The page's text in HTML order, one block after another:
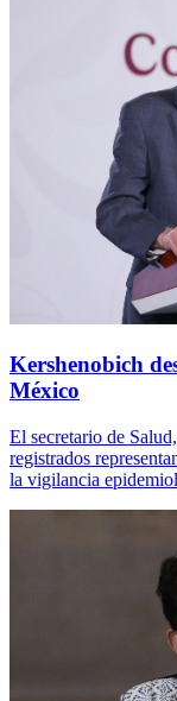
Kershenobich
México
El secretario de
registrados
la vigilancia